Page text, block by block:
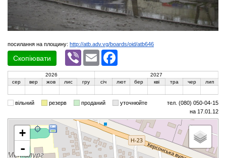
посилання на площину: http://atb.adv.vg/boards/oid/atb646
Скопіювати
Viber Email
2026
2027
сер
вер жов лис гру січ лют бер кві тра чер лип
вільний резерв проданий уточнюйте
тел. (080) 050-04-15
на 17.01.12
+
-